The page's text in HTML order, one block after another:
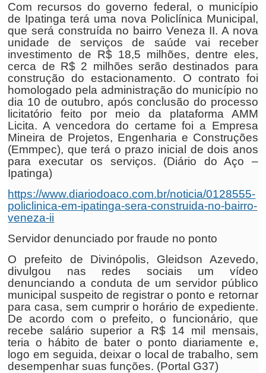
Com recursos do governo federal, o município
de Ipatinga terá uma nova Policlínica Municipal,
que será construída no bairro Veneza II. A nova
unidade de serviços de saúde vai receber
investimento de R$ 18,5 milhões, dentre eles,
cerca de R$ 2 milhões serão destinados para
construção do estacionamento. O contrato foi
homologado pela administração do município no
dia 10 de outubro, após conclusão do processo
licitatório feito por meio da plataforma AMM
Licita. A vencedora do certame foi a Empresa
Mineira de Projetos, Engenharia e Construções
(Emmpec), que terá o prazo inicial de dois anos
para executar os serviços. (Diário do Aço –
Ipatinga)
https://www.diariodoaco.com.br/noticia/0128555-
policlinica-em-ipatinga-sera-construida-no-bairro-
veneza-ii
Servidor denunciado por fraude no ponto
O prefeito de Divinópolis, Gleidson Azevedo,
divulgou nas redes sociais um vídeo
denunciando a conduta de um servidor público
municipal suspeito de registrar o ponto e retornar
para casa, sem cumprir o horário de expediente.
De acordo com o prefeito, o funcionário, que
recebe salário superior a R$ 14 mil mensais,
teria o hábito de bater o ponto diariamente e,
logo em seguida, deixar o local de trabalho, sem
desempenhar suas funções. (Portal G37)